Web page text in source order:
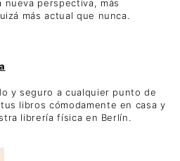
perspectiva, más
más actual que nunca.
y seguro a cualquier punto de
libros cómodamente en casa y
librería física en Berlín.